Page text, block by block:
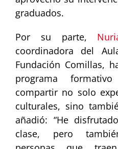
graduados.
Por su parte,
coordinadora del
Fundación Comillas,
programa
compartir no solo
culturales, sino
añadió: “He
clase, pero